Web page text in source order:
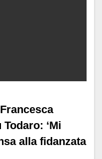
‘Mi
alla fidanzata